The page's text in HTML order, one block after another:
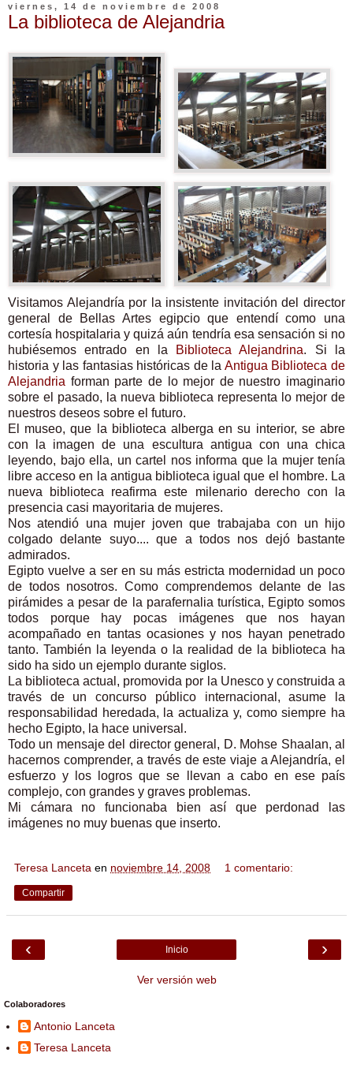
viernes, 14 de noviembre de 2008
La biblioteca de Alejandria
Visitamos Alejandría por la insistente invitación del director
general de Bellas Artes egipcio que entendí como una
cortesía hospitalaria y quizá aún tendría esa sensación si no
hubiésemos entrado en la
Biblioteca Alejandrina. Si la
historia y las fantasias históricas de la Antigua Biblioteca de
Alejandria forman parte de lo mejor de nuestro imaginario
sobre el pasado, la nueva biblioteca representa lo mejor de
nuestros deseos sobre el futuro.
El museo, que la biblioteca alberga en su interior, se abre
con la imagen de una escultura antigua con una chica
leyendo, bajo ella, un cartel nos informa que la mujer tenía
libre acceso en la antigua biblioteca igual que el hombre. La
nueva biblioteca reafirma este milenario derecho con la
presencia casi mayoritaria de mujeres.
Nos atendió una mujer joven que trabajaba con un hijo
colgado delante suyo.... que a todos nos dejó bastante
admirados.
Egipto vuelve a ser en su más estricta modernidad un poco
de todos nosotros. Como comprendemos delante de las
pirámides a pesar de la parafernalia turística, Egipto somos
todos porque hay pocas imágenes que nos hayan
acompañado en tantas ocasiones y nos hayan penetrado
tanto. También la leyenda o la realidad de la biblioteca ha
sido ha sido un ejemplo durante siglos.
La biblioteca actual, promovida por la Unesco y construida a
través de un concurso público internacional, asume la
responsabilidad heredada, la actualiza y, como siempre ha
hecho Egipto, la hace universal.
Todo un mensaje del director general, D. Mohse Shaalan, al
hacernos comprender, a través de este viaje a Alejandría, el
esfuerzo y los logros que se llevan a cabo en ese país
complejo, con grandes y graves problemas.
Mi cámara no funcionaba bien así que perdonad las
imágenes no muy buenas que inserto.
Teresa Lanceta en noviembre 14, 2008 1 comentario:
Compartir
‹ ›
Inicio
Ver versión web
Colaboradores
Antonio Lanceta
Teresa Lanceta